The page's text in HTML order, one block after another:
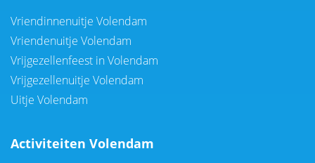
Vriendinnenuitje Volendam
Vriendenuitje Volendam
Vrijgezellenfeest in Volendam
Vrijgezellenuitje Volendam
Uitje Volendam
Activiteiten Volendam